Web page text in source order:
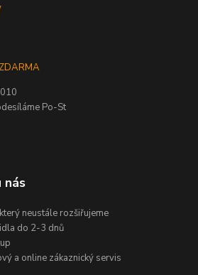
Po-St
nás
neustále rozšiřujeme
do 2-3 dnů
a online zákaznický servis